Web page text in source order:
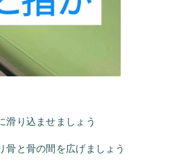
り込ませましょう
と骨の間を広げましょう